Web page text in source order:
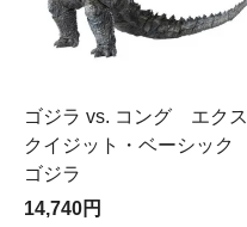
ゴジラ vs. コング エクス
クイジット・ベーシック
ゴジラ
14,740円